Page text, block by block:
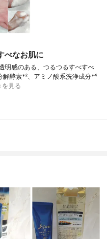
べなお肌に
明感のある、つるつるすべすべ
酵素*²、アミノ酸系洗浄成分*⁴
を見る